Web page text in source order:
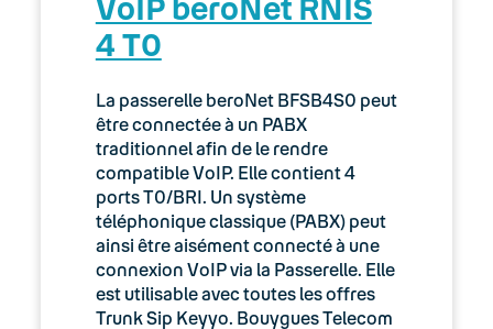
4 T0
La passerelle beroNet BFSB4S0 peut
être connectée à un PABX
traditionnel afin de le rendre
compatible VoIP. Elle contient 4
ports T0/BRI. Un système
téléphonique classique (PABX) peut
ainsi être aisément connecté à une
connexion VoIP via la Passerelle. Elle
est utilisable avec toutes les offres
Trunk Sip Keyyo. Bouygues Telecom